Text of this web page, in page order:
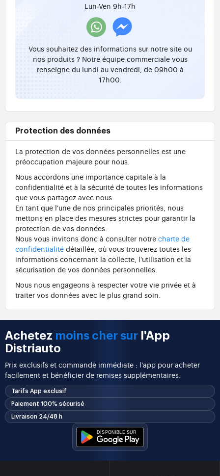
Lun-Ven 9h-17h
Vous souhaitez des informations sur notre site ou
nos produits ? Notre équipe commerciale vous
renseigne du lundi au vendredi, de 09h00 à
17h00.
Protection des données
La protection de vos données personnelles est une
préoccupation majeure pour nous.
Nous accordons une importance capitale à la
confidentialité et à la sécurité de toutes les informations
que vous partagez avec nous.
En tant que l'une de nos principales priorités, nous
mettons en place des mesures strictes pour garantir la
protection de vos données.
Nous vous invitons donc à consulter notre charte de
confidentialité détaillée, où vous trouverez toutes les
informations concernant la collecte, l'utilisation et la
sécurisation de vos données personnelles.
Nous nous engageons à respecter votre vie privée et à
traiter vos données avec le plus grand soin.
Achetez moins cher sur l'App
Distriauto
Prix exclusifs et commande immédiate : l’app pour acheter
facilement et bénéficier de remises supplémentaires.
Tarifs App exclusif
Paiement 100% sécurisé
Livraison 24/48 h